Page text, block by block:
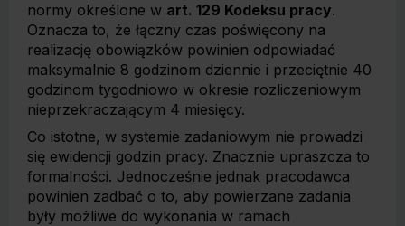
normy określone w art. 129 Kodeksu pracy.
Oznacza to, że łączny czas poświęcony na
realizację obowiązków powinien odpowiadać
maksymalnie 8 godzinom dziennie i przeciętnie 40
godzinom tygodniowo w okresie rozliczeniowym
nieprzekraczającym 4 miesięcy.
Co istotne, w systemie zadaniowym nie prowadzi
się ewidencji godzin pracy. Znacznie upraszcza to
formalności. Jednocześnie jednak pracodawca
powinien zadbać o to, aby powierzane zadania
były możliwe do wykonania w ramach